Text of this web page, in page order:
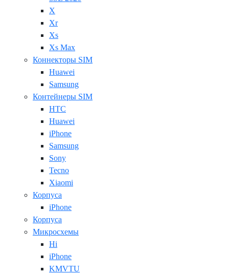
X
Xr
Xs
Xs Max
Коннекторы SIM
Huawei
Samsung
Контейнеры SIM
HTC
Huawei
iPhone
Samsung
Sony
Tecno
Xiaomi
Корпуса
iPhone
Корпуса
Микросхемы
Hi
iPhone
KMVTU